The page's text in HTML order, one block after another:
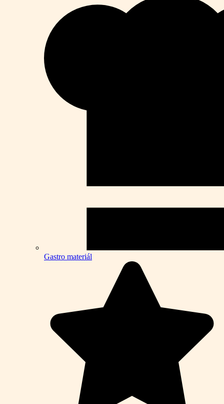
Gastro materiál